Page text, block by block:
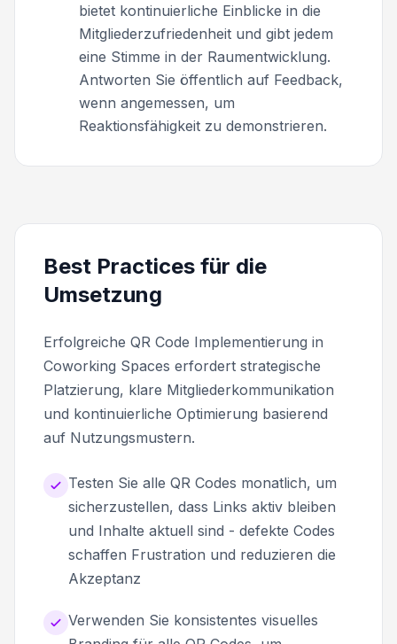
bietet kontinuierliche Einblicke in die
Mitgliederzufriedenheit und gibt jedem
eine Stimme in der Raumentwicklung.
Antworten Sie öffentlich auf Feedback,
wenn angemessen, um
Reaktionsfähigkeit zu demonstrieren.
Best Practices für die
Umsetzung
Erfolgreiche QR Code Implementierung in
Coworking Spaces erfordert strategische
Platzierung, klare Mitgliederkommunikation
und kontinuierliche Optimierung basierend
auf Nutzungsmustern.
Testen Sie alle QR Codes monatlich, um
sicherzustellen, dass Links aktiv bleiben
und Inhalte aktuell sind - defekte Codes
schaffen Frustration und reduzieren die
Akzeptanz
Verwenden Sie konsistentes visuelles